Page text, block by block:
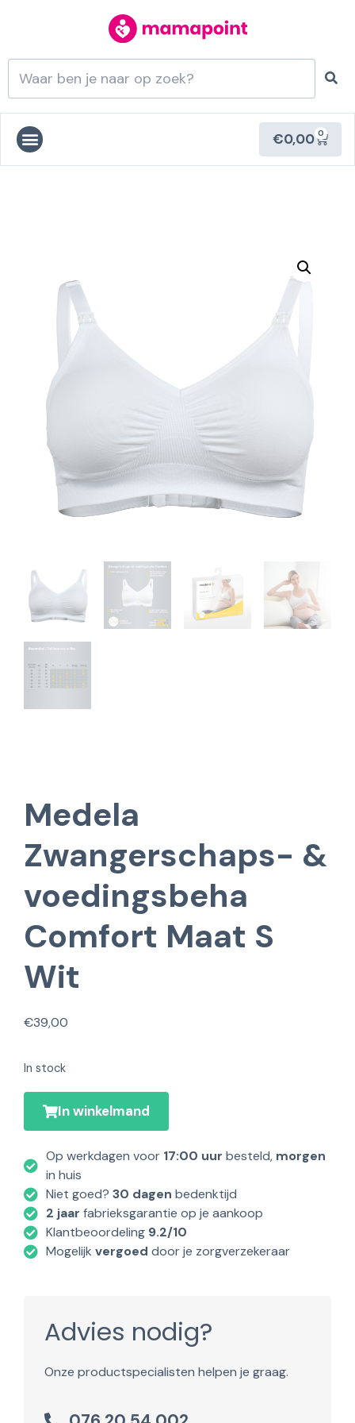
€0,00 0
Medela
Zwangerschaps- &
voedingsbeha
Comfort Maat S
Wit
€39,00
In stock
In winkelmand
Op werkdagen voor 17:00 uur besteld, morgen
in huis
Niet goed? 30 dagen bedenktijd
2 jaar fabrieksgarantie op je aankoop
Klantbeoordeling 9.2/10
Mogelijk vergoed door je zorgverzekeraar
Advies nodig?
Onze productspecialisten helpen je graag.